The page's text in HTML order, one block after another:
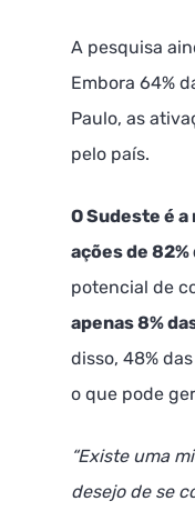
A pesquisa
Embora 64%
Paulo, as
pelo país.
O Sudeste é
ações de
potencial de
apenas 8%
disso, 48%
o que pode
“Existe uma
desejo de se